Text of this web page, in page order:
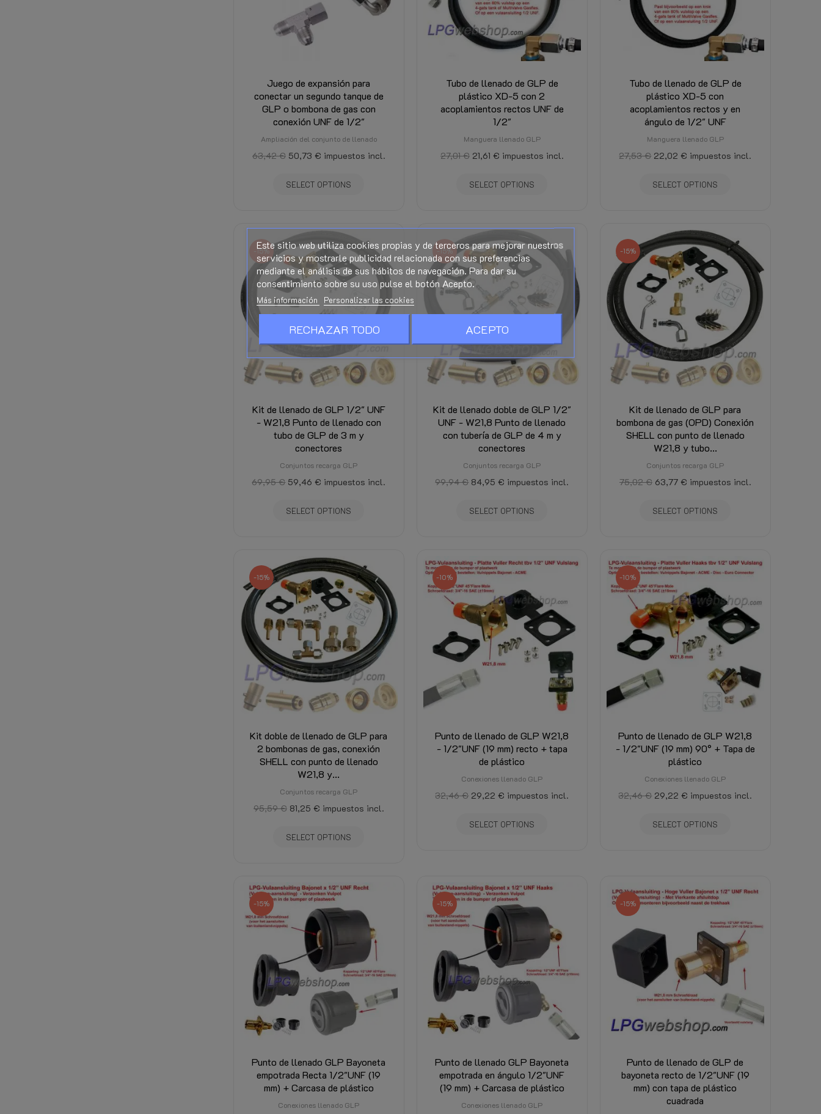
Juego de expansión para
conectar un segundo tanque de
GLP o bombona de gas con
conexión UNF de 1/2"
Ampliación del conjunto de llenado
63,42 € 50,73 € impuestos incl.
SELECT OPTIONS
Tubo de llenado de GLP de
plástico XD-5 con 2
acoplamientos rectos UNF de
1/2"
Manguera llenado GLP
27,01 € 21,61 € impuestos incl.
SELECT OPTIONS
Tubo de llenado de GLP de
plástico XD-5 con
acoplamientos rectos y en
ángulo de 1/2" UNF
Manguera llenado GLP
27,53 € 22,02 € impuestos incl.
SELECT OPTIONS
-15%
Kit de llenado de GLP 1/2" UNF
- W21,8 Punto de llenado con
tubo de GLP de 3 m y
conectores
Conjuntos recarga GLP
69,95 € 59,46 € impuestos incl.
SELECT OPTIONS
-15%
Kit de llenado doble de GLP 1/2"
UNF - W21,8 Punto de llenado
con tubería de GLP de 4 m y
conectores
Conjuntos recarga GLP
99,94 € 84,95 € impuestos incl.
SELECT OPTIONS
-15%
Kit de llenado de GLP para
bombona de gas (OPD) Conexión
SHELL con punto de llenado
W21,8 y tubo...
Conjuntos recarga GLP
75,02 € 63,77 € impuestos incl.
SELECT OPTIONS
-15%
Kit doble de llenado de GLP para
2 bombonas de gas, conexión
SHELL con punto de llenado
W21,8 y...
Conjuntos recarga GLP
95,59 € 81,25 € impuestos incl.
SELECT OPTIONS
-10%
Punto de llenado de GLP W21,8
- 1/2"UNF (19 mm) recto + tapa
de plástico
Conexiones llenado GLP
32,46 € 29,22 € impuestos incl.
SELECT OPTIONS
-10%
Punto de llenado de GLP W21,8
- 1/2"UNF (19 mm) 90° + Tapa de
plástico
Conexiones llenado GLP
32,46 € 29,22 € impuestos incl.
SELECT OPTIONS
-15%
Punto de llenado GLP Bayoneta
empotrada Recta 1/2"UNF (19
mm) + Carcasa de plástico
Conexiones llenado GLP
-15%
Punto de llenado GLP Bayoneta
empotrada en ángulo 1/2"UNF
(19 mm) + Carcasa de plástico
Conexiones llenado GLP
-15%
Punto de llenado de GLP de
bayoneta recto de 1/2"UNF (19
mm) con tapa de plástico
cuadrada
Este sitio web utiliza cookies propias y de terceros para mejorar nuestros
servicios y mostrarle publicidad relacionada con sus preferencias
mediante el análisis de sus hábitos de navegación. Para dar su
consentimiento sobre su uso pulse el botón Acepto.
Más información Personalizar las cookies
RECHAZAR TODO ACEPTO